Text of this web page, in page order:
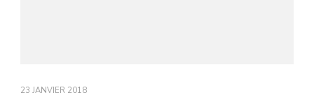
23 JANVIER 2018